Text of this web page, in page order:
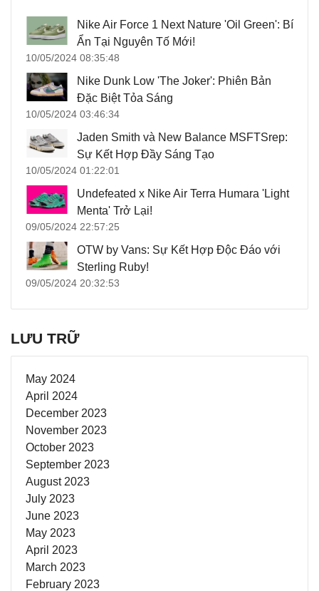
Nike Air Force 1 Next Nature 'Oil Green': Bí
Ẩn Tại Nguyên Tố Mới!
10/05/2024 08:35:48
Nike Dunk Low 'The Joker': Phiên Bản
Đặc Biệt Tỏa Sáng
10/05/2024 03:46:34
Jaden Smith và New Balance MSFTSrep:
Sự Kết Hợp Đầy Sáng Tạo
10/05/2024 01:22:01
Undefeated x Nike Air Terra Humara 'Light
Menta' Trở Lại!
09/05/2024 22:57:25
OTW by Vans: Sự Kết Hợp Độc Đáo với
Sterling Ruby!
09/05/2024 20:32:53
LƯU TRỮ
May 2024
April 2024
December 2023
November 2023
October 2023
September 2023
August 2023
July 2023
June 2023
May 2023
April 2023
March 2023
February 2023